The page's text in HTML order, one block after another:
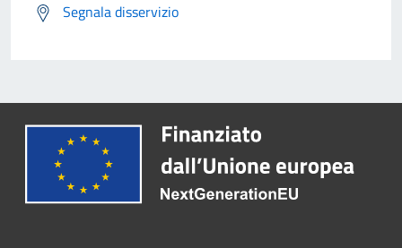
Segnala disservizio